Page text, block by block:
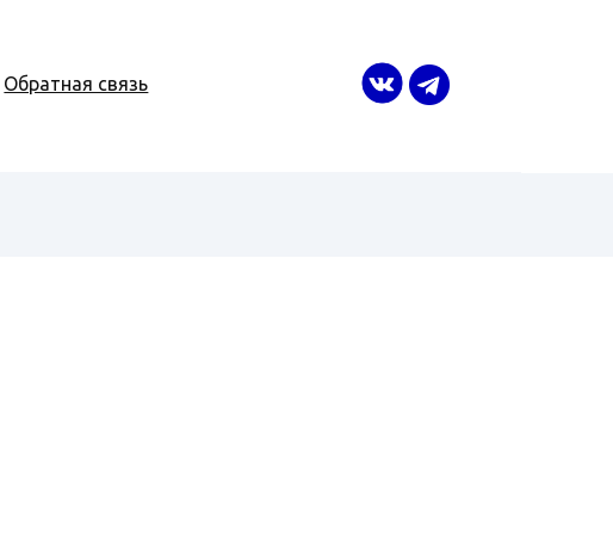
Обратная связь